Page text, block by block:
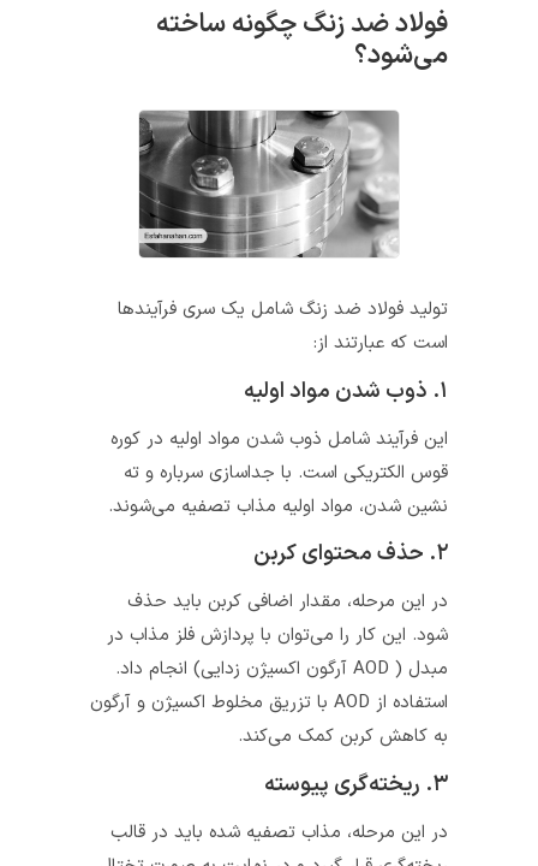
فولاد ضد زنگ چگونه ساخته
می‌شود؟
تولید فولاد ضد زنگ شامل یک سری فرآیندها
است که عبارتند از:
این فرآیند شامل ذوب شدن مواد اولیه در کوره
قوس الکتریکی است. با جداسازی سرباره و ته
نشین شدن، مواد اولیه مذاب تصفیه می‌شوند.
در این مرحله، مقدار اضافی کربن باید حذف
شود. این کار را می‌توان با پردازش فلز مذاب در
مبدل ( AOD آرگون اکسیژن زدایی) انجام داد.
استفاده از AOD با تزریق مخلوط اکسیژن و آرگون
به کاهش کربن کمک می‌کند.
در این مرحله، مذاب تصفیه شده باید در قالب